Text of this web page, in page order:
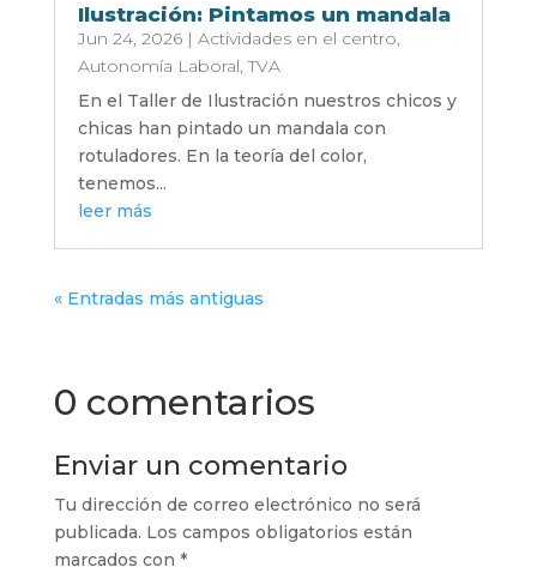
Ilustración: Pintamos un mandala
Jun 24, 2026| Actividades en el centro,
Autonomía Laboral,TVA
En el Taller de Ilustración nuestros chicos y
chicas han pintado un mandala con
rotuladores. En la teoría del color,
tenemos...
leer más
« Entradas más antiguas
0 comentarios
Enviar un comentario
Tu dirección de correo electrónico no será
publicada. Los campos obligatorios están
marcados con *